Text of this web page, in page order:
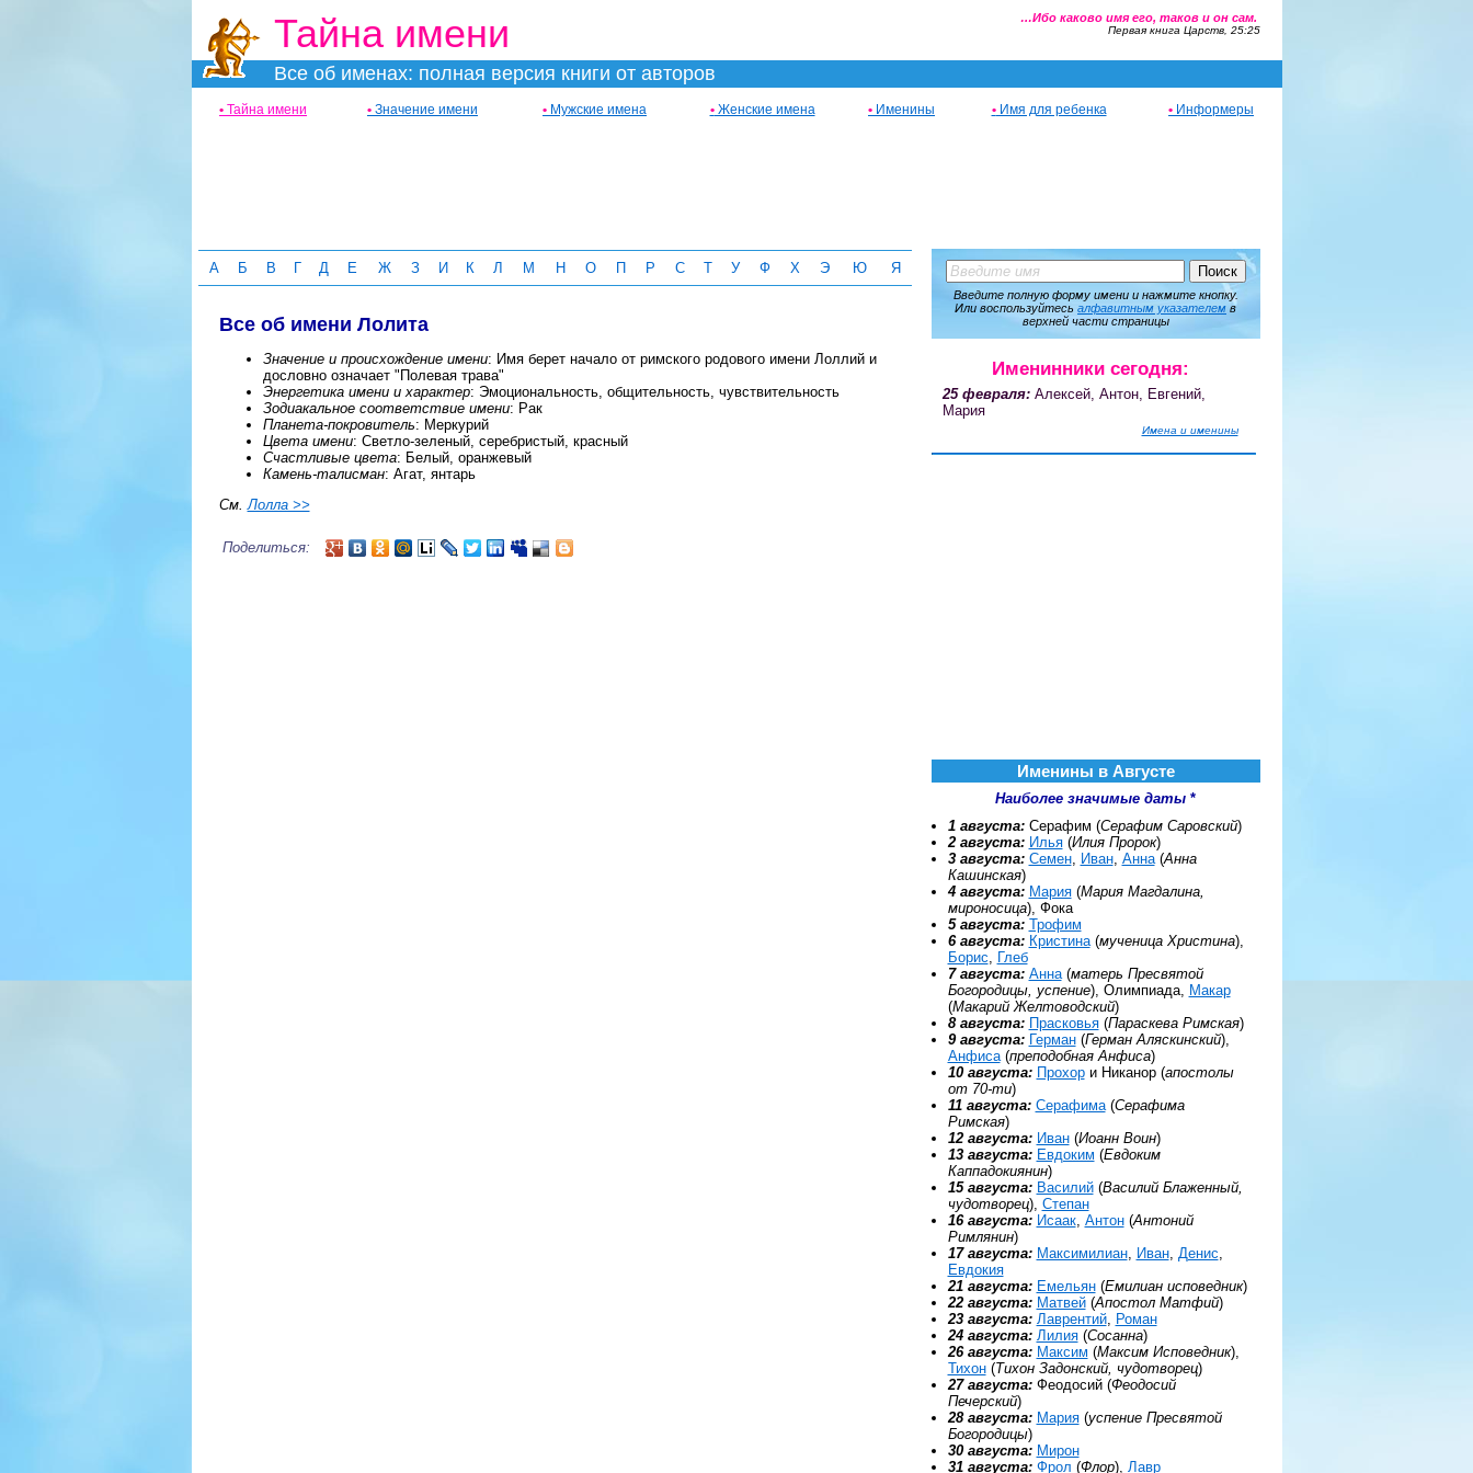
Тайна имени
Все об именах: полная версия книги от авторов
…Ибо каково имя его, таков и он сам.
Первая книга Царств, 25:25
• Тайна имени • Значение имени • Мужские имена •Женские имена • Именины •Имя для ребенка • Информеры
А Б В Г Д Е Ж З И К Л М Н О П Р С Т У Ф Х Э Ю Я
Все об имени Лолита
Значение и происхождение имени: Имя берет начало от римского родового имени Лоллий и
дословно означает "Полевая трава"
Энергетика имени и характер: Эмоциональность, общительность, чувствительность
Зодиакальное соответствие имени: Рак
Планета-покровитель: Меркурий
Цвета имени: Светло-зеленый, серебристый, красный
Счастливые цвета: Белый, оранжевый
Камень-талисман: Агат, янтарь
См.Лолла >>
Поделиться:
Введите полную форму имени и нажмите кнопку.
Или воспользуйтесь алфавитным указателем в
верхней части страницы
Именинники сегодня:
25 февраля:Алексей, Антон, Евгений,
Мария
Имена и именины
Именины в Августе
Наиболее значимые даты *
1 августа: Серафим (Серафим Саровский)
2 августа: Илья(Илия Пророк)
3 августа: Семен, Иван, Анна(Анна
Кашинская)
4 августа: Мария(Мария Магдалина,
мироносица), Фока
5 августа: Трофим
6 августа: Кристина(мученица Христина),
Борис, Глеб
7 августа: Анна(матерь Пресвятой
Богородицы, успение), Олимпиада, Макар
(Макарий Желтоводский)
8 августа: Прасковья(Параскева Римская)
9 августа: Герман(Герман Аляскинский),
Анфиса(преподобная Анфиса)
10 августа: Прохори Никанор (апостолы
от 70-ти)
11 августа: Серафима(Серафима
Римская)
12 августа: Иван(Иоанн Воин)
13 августа: Евдоким (Евдоким
Каппадокиянин)
15 августа: Василий(Василий Блаженный,
чудотворец), Степан
16 августа: Исаак, Антон(Антоний
Римлянин)
17 августа: Максимилиан, Иван, Денис,
Евдокия
21 августа: Емельян(Емилиан исповедник)
22 августа: Матвей(Апостол Матфий)
23 августа: Лаврентий, Роман
24 августа: Лилия(Сосанна)
26 августа: Максим (Максим Исповедник),
Тихон(Тихон Задонский, чудотворец)
27 августа: Феодосий (Феодосий
Печерский)
28 августа: Мария(успение Пресвятой
Богородицы)
30 августа: Мирон
31 августа: Фрол (Флор), Лавр